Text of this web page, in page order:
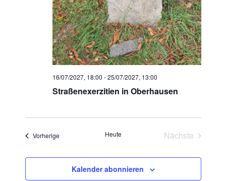
Straßenexerzitien in Oberhausen
16/07/2027, 18:00 -25/07/2027, 13:00
VorherigeVeranstaltungen Heute
Nächste
Kalender abonnieren